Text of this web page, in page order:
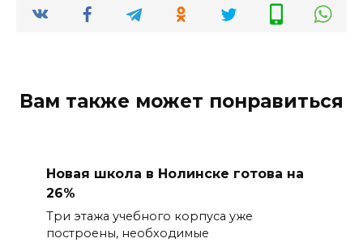
Вам также может понравиться
Новая школа в Нолинске готова на
26%
Три этажа учебного корпуса уже
построены, необходимые